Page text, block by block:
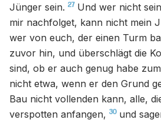
Jünger sein. 27 Und wer nicht
mir nachfolget, kann nicht mein
wer von euch, der einen Turm
zuvor hin, und überschlägt die
sind, ob er auch genug habe
nicht etwa, wenn er den Grund
Bau nicht vollenden kann, alle,
verspotten anfangen, 30 und